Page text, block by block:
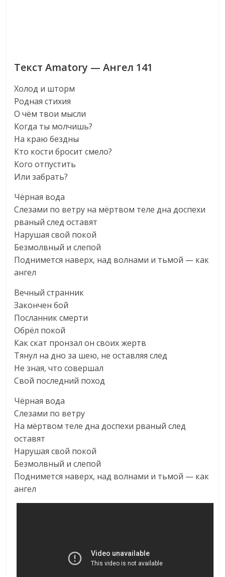
Текст Amatory — Ангел 141
Холод и шторм
Родная стихия
О чём твои мысли
Когда ты молчишь?
На краю бездны
Кто кости бросит смело?
Кого отпустить
Или забрать?
Чёрная вода
Слезами по ветру на мёртвом теле дна доспехи
рваный след оставят
Нарушая свой покой
Безмолвный и слепой
Поднимется наверх, над волнами и тьмой — как
ангел
Вечный странник
Закончен бой
Посланник смерти
Обрёл покой
Как скат пронзал он своих жертв
Тянул на дно за шею, не оставляя след
Не зная, что совершал
Свой последний поход
Чёрная вода
Слезами по ветру
На мёртвом теле дна доспехи рваный след
оставят
Нарушая свой покой
Безмолвный и слепой
Поднимется наверх, над волнами и тьмой — как
ангел